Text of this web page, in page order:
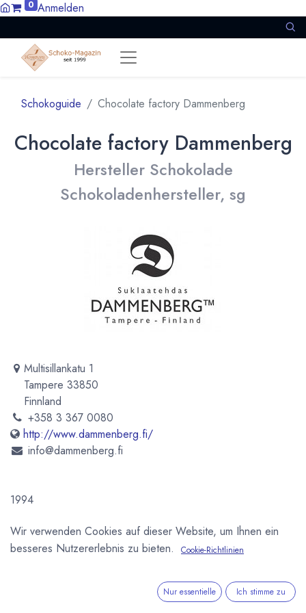
0 Anmelden
Schokoguide Chocolate factory Dammenberg
Chocolate factory Dammenberg
Hersteller Schokolade
Schokoladenhersteller, sg
Multisillankatu 1
Tampere 33850
Finnland
+358 3 367 0080
http://www.dammenberg.fi/
info@dammenberg.fi
1994
Newsletter
Kostenlose News - 1 Mal pro Monat:
Abonnieren
Wir verwenden Cookies auf dieser Website, um Ihnen ein
besseres Nutzererlebnis zu bieten.
Cookie-Richtlinien
Nur essentielle Ich stimme zu